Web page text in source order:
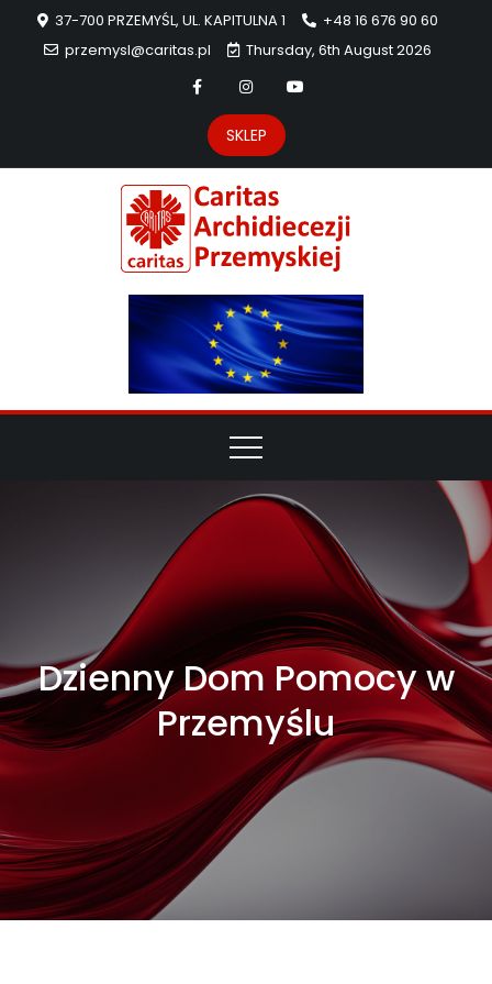
37-700 PRZEMYŚL, UL. KAPITULNA 1
+48 16 676 90 60
przemysl@caritas.pl
Thursday, 6th August 2026
SKLEP
Dzienny Dom Pomocy w
Przemyślu